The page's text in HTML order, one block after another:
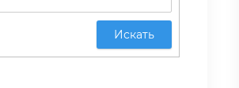
Искать